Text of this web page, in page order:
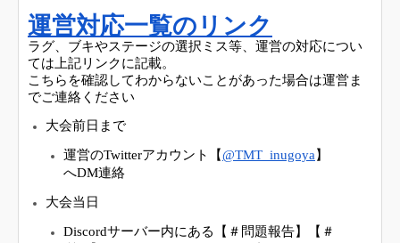
運営対応一覧のリンク
ラグ、ブキやステージの選択ミス等、運営の対応につい
ては上記リンクに記載。
こちらを確認してわからないことがあった場合は運営ま
でご連絡ください
大会前日まで
運営のTwitterアカウント 【@TMT_inugoya 】
へDM連絡
大会当日
Discordサーバー内にある【＃問題報告】【＃